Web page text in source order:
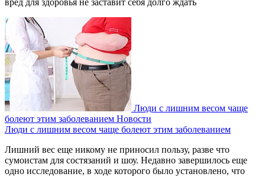
Люди с лишним весом чаще
болеют этим заболеванием Новости
Люди с лишним весом чаще болеют этим заболеванием
Лишний вес еще никому не приносил пользу, разве что
сумоистам для состязаний и шоу. Недавно завершилось еще
одно исследование, в ходе которого было установлено, что